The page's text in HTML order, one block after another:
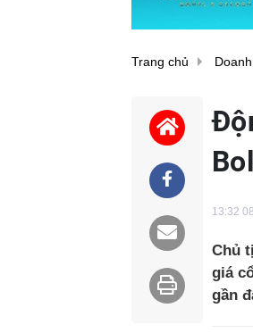
Trang chủ
13:32
Chủ
giá
gần